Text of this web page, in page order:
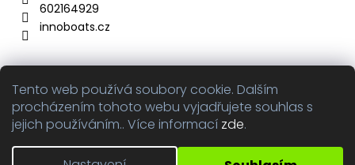
Tento web používá soubory cookie. Dalším
procházením tohoto webu vyjadřujete souhlas s
jejich používáním.. Více informací zde.
602164929
innoboats.cz
Přijímáme online platby